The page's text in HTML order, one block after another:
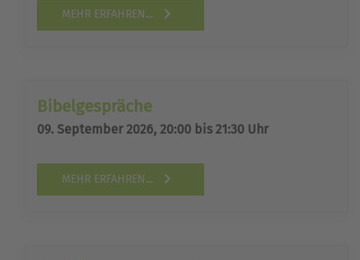
MEHR ERFAHREN...
Bibelgespräche
09. September 2026, 20:00 bis 21:30 Uhr
MEHR ERFAHREN...